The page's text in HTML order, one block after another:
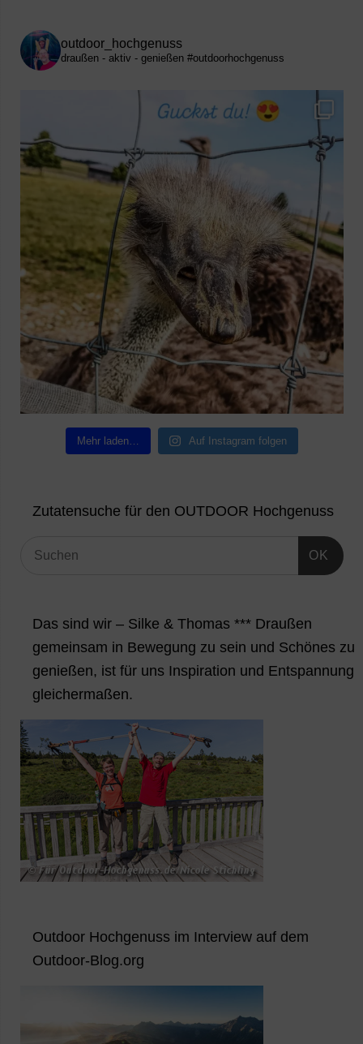
outdoor_hochgenuss
draußen - aktiv - genießen #outdoorhochgenuss
Mehr laden… Auf Instagram folgen
Zutatensuche für den OUTDOOR Hochgenuss
OK
Das sind wir – Silke & Thomas *** Draußen
gemeinsam in Bewegung zu sein und Schönes zu
genießen, ist für uns Inspiration und Entspannung
gleichermaßen.
Outdoor Hochgenuss im Interview auf dem
Outdoor-Blog.org